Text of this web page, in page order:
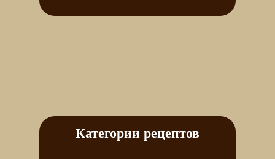
Категории рецептов